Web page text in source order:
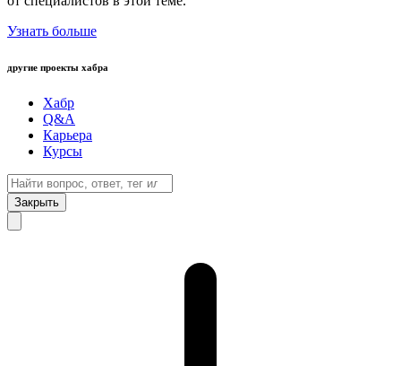
Узнать больше
другие проекты хабра
Хабр
Q&A
Карьера
Курсы
Закрыть